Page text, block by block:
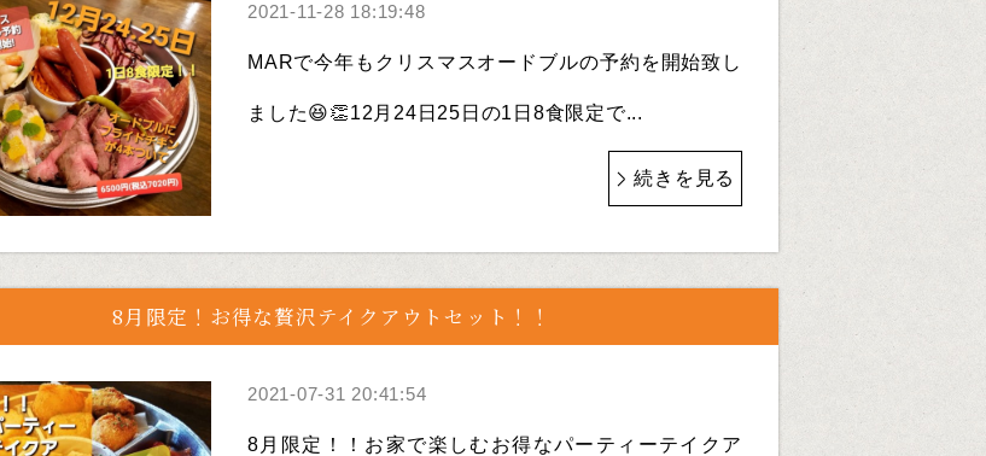
2021-11-28 18:19:48
MARで今年もクリスマスオードブルの予約を開始致し
ました😆👏12月24日25日の1日8食限定で...
続きを見る
8月限定！お得な贅沢テイクアウトセット！！
2021-07-31 20:41:54
8月限定！！お家で楽しむお得なパーティーテイクア